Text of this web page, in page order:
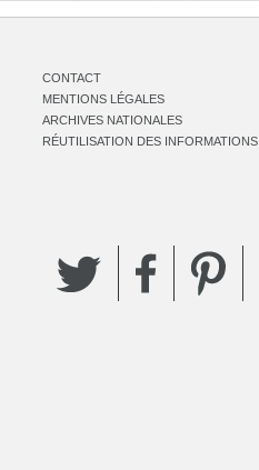
CONTACT
MENTIONS LÉGALES
ARCHIVES NATIONALES
RÉUTILISATION DES INFORMATIONS